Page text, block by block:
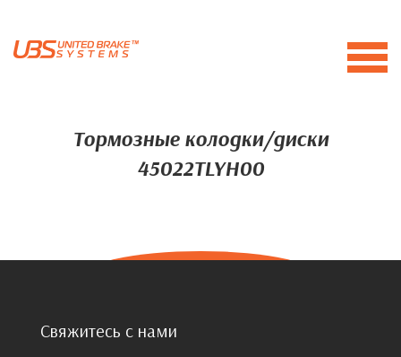
Тормозные колодки/диски
45022TLYH00
Свяжитесь с нами